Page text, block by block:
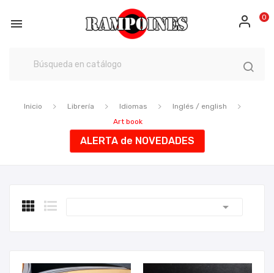
 0
Inicio Librería Idiomas
Inglés / english
Art book
ALERTA de NOVEDADES
